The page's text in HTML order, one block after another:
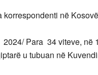
korrespondenti në
Para 34 viteve, në
u tubuan në